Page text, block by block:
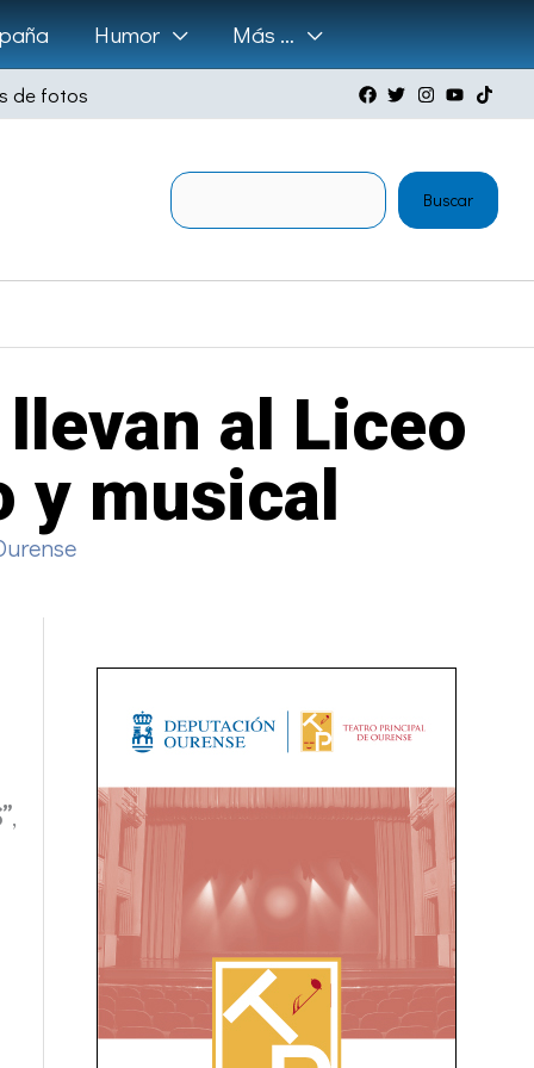
Humor Más …
de fotos
Buscar
al Liceo
y musical
,